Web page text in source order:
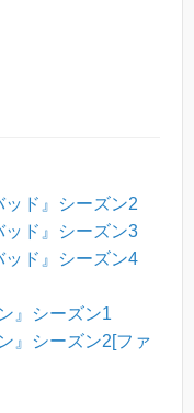
ッド』シーズン2
ッド』シーズン3
ッド』シーズン4
』シーズン1
』シーズン2[ファ